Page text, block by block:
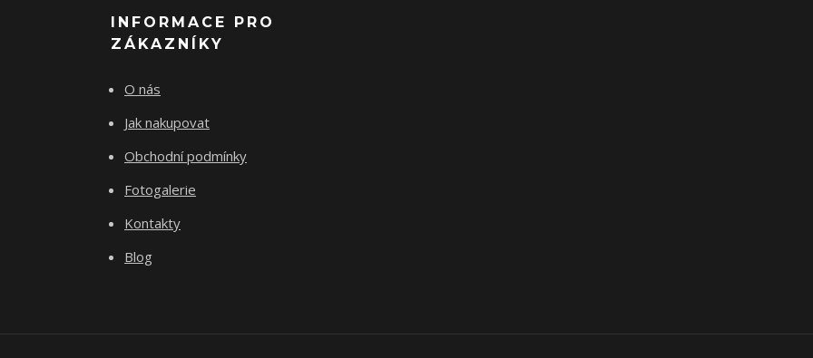
INFORMACE PRO
ZÁKAZNÍKY
O nás
Jak nakupovat
Obchodní podmínky
Fotogalerie
Kontakty
Blog